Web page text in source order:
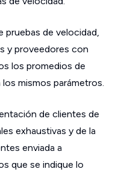
pruebas de velocidad,
y proveedores con
los promedios de
mismos parámetros.
de clientes de
exhaustivas y de la
enviada a
que se indique lo